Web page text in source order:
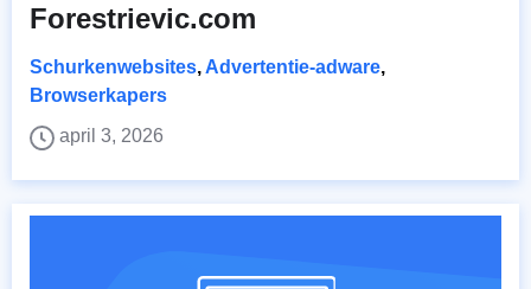
Forestrievic.com
Schurkenwebsites, Advertentie-adware,
Browserkapers
april 3, 2026